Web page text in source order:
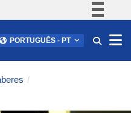
Comunica BR
Acesso à informação
PORTUGUÊS - PT